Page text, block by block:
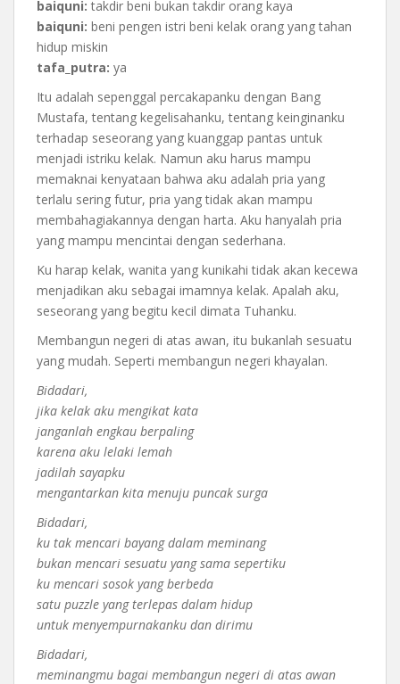
baiquni: takdir beni bukan takdir orang kaya
baiquni: beni pengen istri beni kelak orang yang tahan
hidup miskin
tafa_putra: ya
Itu adalah sepenggal percakapanku dengan Bang
Mustafa, tentang kegelisahanku, tentang keinginanku
terhadap seseorang yang kuanggap pantas untuk
menjadi istriku kelak. Namun aku harus mampu
memaknai kenyataan bahwa aku adalah pria yang
terlalu sering futur, pria yang tidak akan mampu
membahagiakannya dengan harta. Aku hanyalah pria
yang mampu mencintai dengan sederhana.
Ku harap kelak, wanita yang kunikahi tidak akan kecewa
menjadikan aku sebagai imamnya kelak. Apalah aku,
seseorang yang begitu kecil dimata Tuhanku.
Membangun negeri di atas awan, itu bukanlah sesuatu
yang mudah. Seperti membangun negeri khayalan.
Bidadari,
jika kelak aku mengikat kata
janganlah engkau berpaling
karena aku lelaki lemah
jadilah sayapku
mengantarkan kita menuju puncak surga
Bidadari,
ku tak mencari bayang dalam meminang
bukan mencari sesuatu yang sama sepertiku
ku mencari sosok yang berbeda
satu puzzle yang terlepas dalam hidup
untuk menyempurnakanku dan dirimu
Bidadari,
meminangmu bagai membangun negeri di atas awan